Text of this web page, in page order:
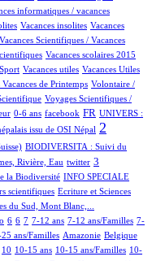
informatiques / vacances
Vacances insolites Vacances
Vacances Scientifiques / Vacances
Vacances scolaires 2015
Vacances utiles Vacances Utiles
Vacances de Printemps Volontaire /
Voyages Scientifiques /
0-6 ans facebook FR UNIVERS :
issu de OSI Népal 2
BIODIVERSITA : Suivi du
Rivière, Eau twitter 3
la Biodiversité INFO SPECIALE
scientifiques Ecriture et Sciences
du Sud, Mont Blanc,...
6 6 7 7-12 ans 7-12 ans/Familles 7-
ans/Familles Amazonie Belgique
10 10-15 ans 10-15 ans/Familles 10-